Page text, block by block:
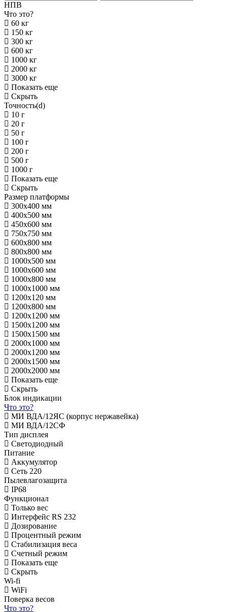
НПВ
Что это?
60 кг
150 кг
300 кг
600 кг
1000 кг
2000 кг
3000 кг
Показать еще
Скрыть
Точность(d)
10 г
20 г
50 г
100 г
200 г
500 г
1000 г
Показать еще
Скрыть
Размер платформы
300х400 мм
400х500 мм
450х600 мм
750х750 мм
600х800 мм
800х800 мм
1000х500 мм
1000х600 мм
1000х800 мм
1000х1000 мм
1200х120 мм
1200х800 мм
1200х1200 мм
1500х1200 мм
1500х1500 мм
2000х1000 мм
2000х1200 мм
2000х1500 мм
2000х2000 мм
Показать еще
Скрыть
Блок индикации
Что это?
МИ ВДА/12ЯС (корпус нержавейка)
МИ ВДА/12СФ
Тип дисплея
Светодиодный
Питание
Аккумулятор
Сеть 220
Пылевлагозащита
IP68
Функционал
Только вес
Интерфейс RS 232
Дозирование
Процентный режим
Стабилизация веса
Счетный режим
Показать еще
Скрыть
Wi-fi
WiFi
Поверка весов
Что это?